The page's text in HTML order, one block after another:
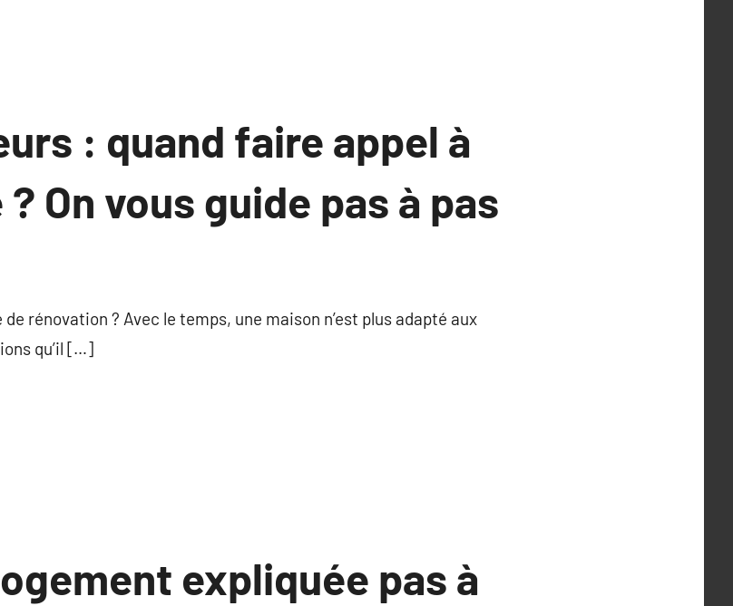
: quand faire appel à
On vous guide pas à pas
rénovation ? Avec le temps, une maison n’est plus adapté aux
qu’il […]
expliquée pas à